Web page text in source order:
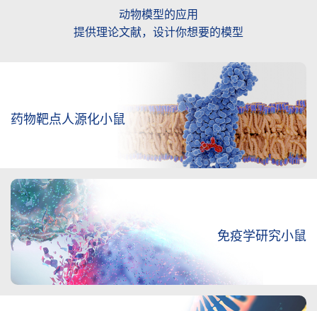
生
物
基
因
敲
除
动物模型的应用
提供理论文献，设计你想要的模型
药物靶点人源化小鼠
免疫学研究小鼠